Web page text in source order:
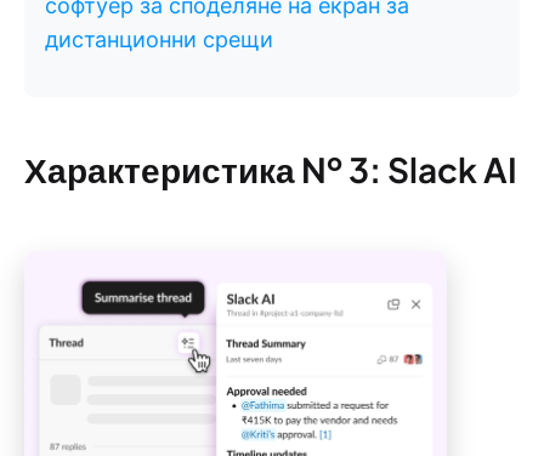
софтуер за споделяне на екран за
дистанционни срещи
Характеристика № 3: Slack AI